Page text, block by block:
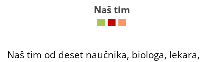
Naš tim
Naš tim od deset naučnika, biologa, lekara,